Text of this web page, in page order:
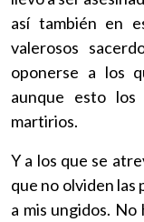
así también en
valerosos
oponerse a los
aunque esto
martirios.
Y a los que se
que no olviden las
a mis ungidos. No